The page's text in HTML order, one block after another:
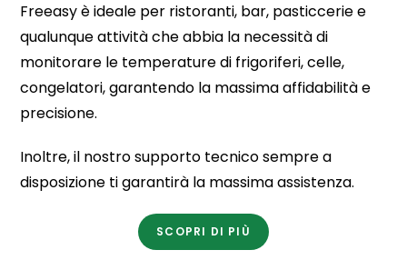
Freeasy è ideale per ristoranti, bar, pasticcerie e
qualunque attività che abbia la necessità di
monitorare le temperature di frigoriferi, celle,
congelatori, garantendo la massima affidabilità e
precisione.
Inoltre, il nostro supporto tecnico sempre a
disposizione ti garantirà la massima assistenza.
SCOPRI DI PIÙ